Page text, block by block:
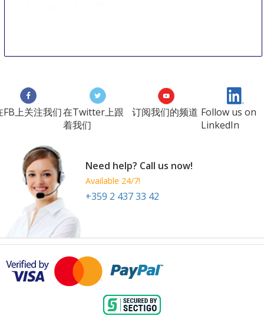
Berlin
Germany
FB上关注我们在Twitter上跟
着我们
订阅我们的频道 Follow us on
LinkedIn
Need help? Call us now!
Available 24/7!
+359 2 437 33 42